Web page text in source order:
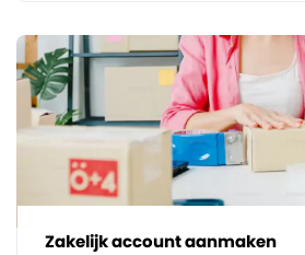
Zakelijk account aanmaken